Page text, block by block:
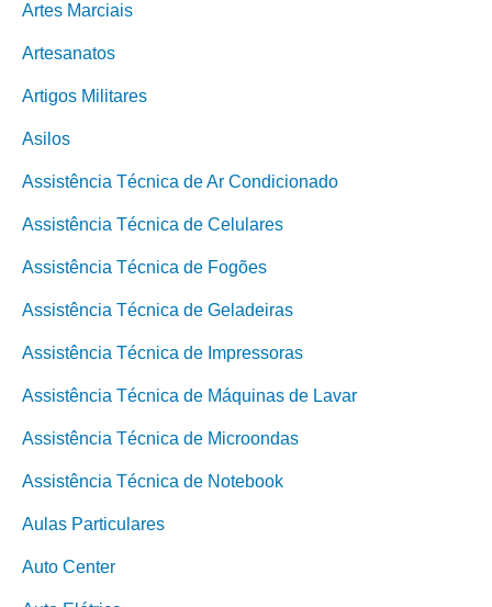
Artes Marciais
Artesanatos
Artigos Militares
Asilos
Assistência Técnica de Ar Condicionado
Assistência Técnica de Celulares
Assistência Técnica de Fogões
Assistência Técnica de Geladeiras
Assistência Técnica de Impressoras
Assistência Técnica de Máquinas de Lavar
Assistência Técnica de Microondas
Assistência Técnica de Notebook
Aulas Particulares
Auto Center